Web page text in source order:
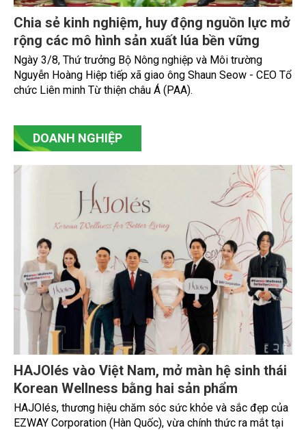
Chia sẻ kinh nghiệm, huy động nguồn lực mở
rộng các mô hình sản xuất lúa bền vững
Ngày 3/8, Thứ trưởng Bộ Nông nghiệp và Môi trường
Nguyễn Hoàng Hiệp tiếp xã giao ông Shaun Seow - CEO Tổ
chức Liên minh Từ thiện châu Á (PAA).
DOANH NGHIỆP
HAJOlés vào Việt Nam, mở màn hệ sinh thái
Korean Wellness bằng hai sản phẩm
HAJOlés, thương hiệu chăm sóc sức khỏe và sắc đẹp của
EZWAY Corporation (Hàn Quốc), vừa chính thức ra mắt tại